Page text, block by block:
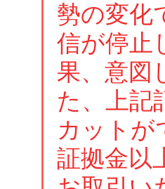
勢の変化
信が停止
果、意図
た、上記
カットが
証拠金以